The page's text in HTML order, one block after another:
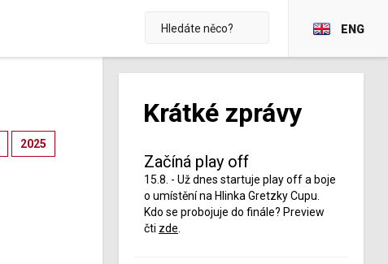
ENG
2025
Krátké zprávy
Začíná play off
15.8. - Už dnes startuje play off a boje
o umístění na Hlinka Gretzky Cupu.
Kdo se probojuje do finále? Preview
čti zde